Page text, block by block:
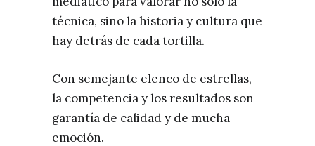
técnica, sino la historia y cultura que
hay detrás de cada tortilla.
Con semejante elenco de estrellas,
la competencia y los resultados son
garantía de calidad y de mucha
emoción.